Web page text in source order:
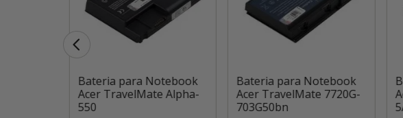
Bateria para Notebook
Acer TravelMate Alpha-
550
Bateria para Notebook
Acer TravelMate 7720G-
703G50bn